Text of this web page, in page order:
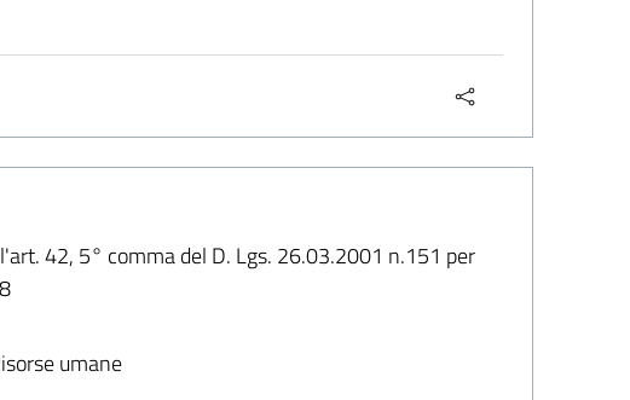
42, 5° comma del D. Lgs. 26.03.2001 n.151 per
umane